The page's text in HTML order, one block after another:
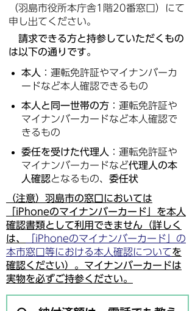
（羽島市役所本庁舎1階20番窓口）にて
申し出てください。
請求できる方と持参していただくもの
は以下の通りです。
本人
：運転免許証やマイナンバーカ
ードなど本人確認できるもの
本人と同一世帯の方 ：運転免許証や
マイナンバーカードなど本人確認で
きるもの
委任を受けた代理人
：運転免許証や
マイナンバーカードなど代理人の本
人確認となるもの、 委任状
（注意）羽島市の窓口においては
「iPhoneのマイナンバーカード」を本人
確認書類として利用できません（詳しく
は、
「iPhoneのマイナンバーカード」の
本市窓口等における本人確認についてを
確認ください）。マイナンバーカードは
実物を必ずご持参ください。